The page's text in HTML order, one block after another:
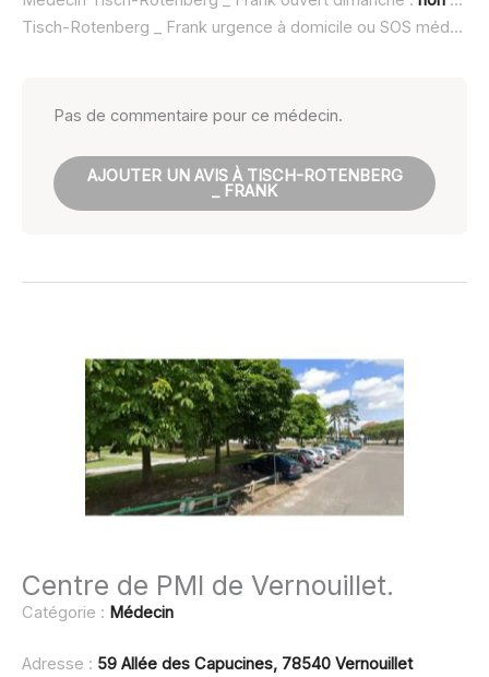
Tisch-Rotenberg _ Frank urgence à domicile ou SOS médecin :
Pas de commentaire pour ce médecin.
AJOUTER UN AVIS À TISCH-ROTENBERG
_ FRANK
Centre de PMI de Vernouillet.
Catégorie : Médecin
Adresse : 59 Allée des Capucines, 78540 Vernouillet